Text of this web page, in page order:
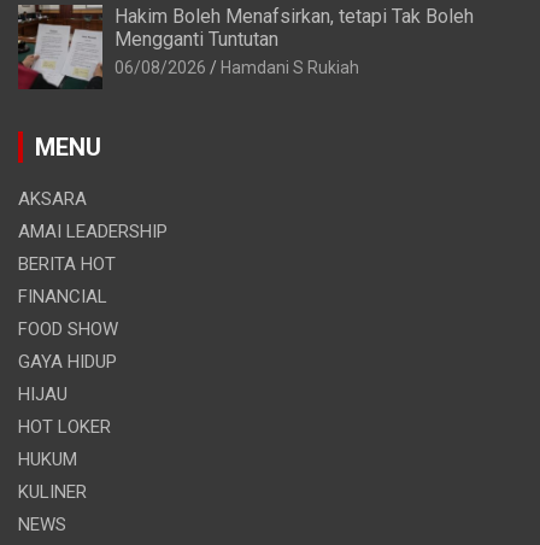
Hakim Boleh Menafsirkan, tetapi Tak Boleh
Mengganti Tuntutan
06/08/2026 Hamdani S Rukiah
MENU
AKSARA
AMAI LEADERSHIP
BERITA HOT
FINANCIAL
FOOD SHOW
GAYA HIDUP
HIJAU
HOT LOKER
HUKUM
KULINER
NEWS